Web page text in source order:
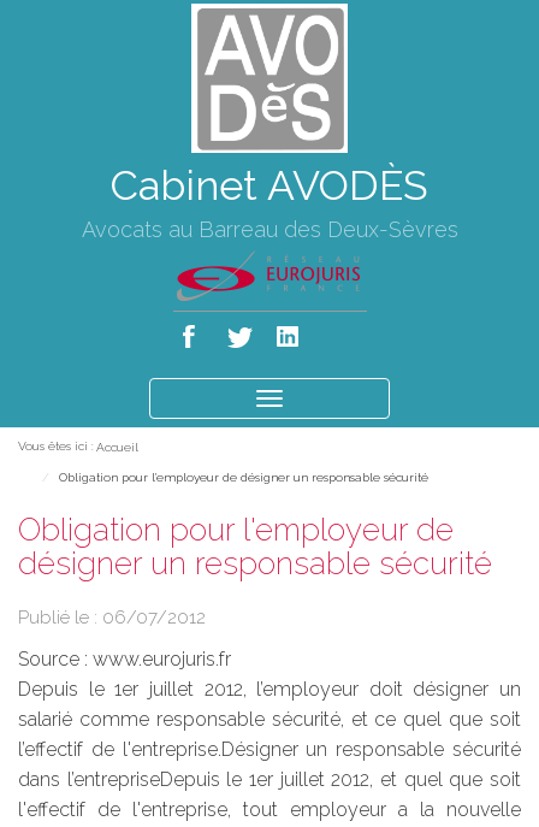
Cabinet AVODÈS
Avocats au Barreau des Deux-Sèvres
le
Vous êtes ici : Accueil
Obligation pour l'employeur de désigner un responsable sécurité
Obligation pour l'employeur de
désigner un responsable sécurité
Publié le : 06/07/2012
Source : www.eurojuris.fr
Depuis le 1er juillet 2012, l’employeur doit désigner un
salarié comme responsable sécurité, et ce quel que soit
l’effectif de l'entreprise.Désigner un responsable sécurité
dans l’entrepriseDepuis le 1er juillet 2012, et quel que soit
l'effectif de l'entreprise, tout employeur a la nouvelle